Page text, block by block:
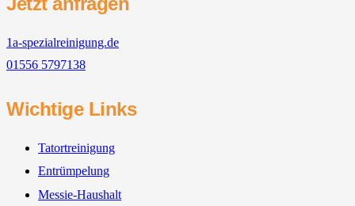
1a-spezialreinigung.de
01556 5797138
Wichtige Links
Tatortreinigung
Entrümpelung
Messie-Haushalt